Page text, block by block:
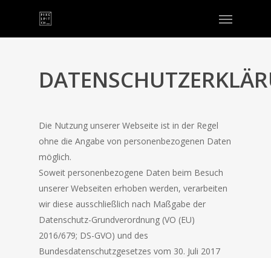
Die Nutzung unserer Webseite ist in der Regel
ohne die Angabe von personenbezogenen Daten
möglich.
Soweit personenbezogene Daten beim Besuch
unserer Webseiten erhoben werden, verarbeiten
wir diese ausschließlich nach Maßgabe der
Datenschutz-Grundverordnung (VO (EU)
2016/679; DS-GVO) und des
Bundesdatenschutzgesetzes vom 30. Juli 2017